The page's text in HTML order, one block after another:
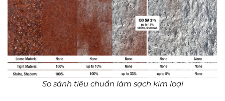
So sánh tiêu chuẩn làm sạch kim loại